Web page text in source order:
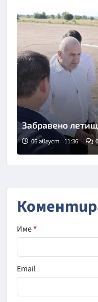
Забравено
06 август | 11:36 0
Име*
Email